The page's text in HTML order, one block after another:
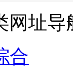
网址导
合